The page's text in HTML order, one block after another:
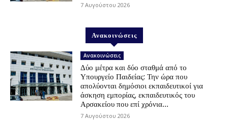
7 Αυγούστου 2026
Ανακοινώσεις
Ανακοινώσεις
Δύο μέτρα και δύο σταθμά από το
Υπουργείο Παιδείας: Την ώρα που
απολύονται δημόσιοι εκπαιδευτικοί για
άσκηση εμπορίας, εκπαιδευτικός του
Αρσακείου που επί χρόνια...
7 Αυγούστου 2026